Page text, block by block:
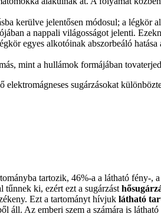
kerülve jelentősen módosul; a
a nappali világosságot jelenti.
egyes alkotóinak abszorbeáló
mint a hullámok formájában
sugárzásokat
tartozik, 46%-a a látható fény-,
ki, ezért ezt a sugárzást
Ezt a tartományt hívjuk látható
áll. Az emberi szem a számára is